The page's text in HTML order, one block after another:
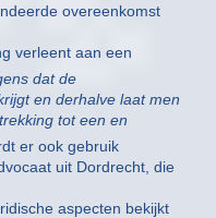
overeenkomst
verleent aan een
dat de
en derhalve laat men
tot een en
er ook gebruik
uit Dordrecht, die
aspecten bekijkt